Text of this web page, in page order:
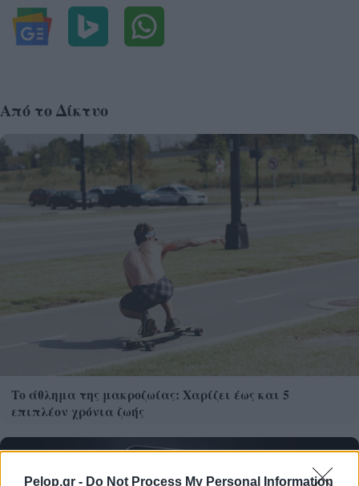
Pelop.gr - Do Not Process My Personal Information
Από το Δίκτυο
Το άθλημα της μακροζωίας: Χαρίζει έως και 5
επιπλέον χρόνια ζωής